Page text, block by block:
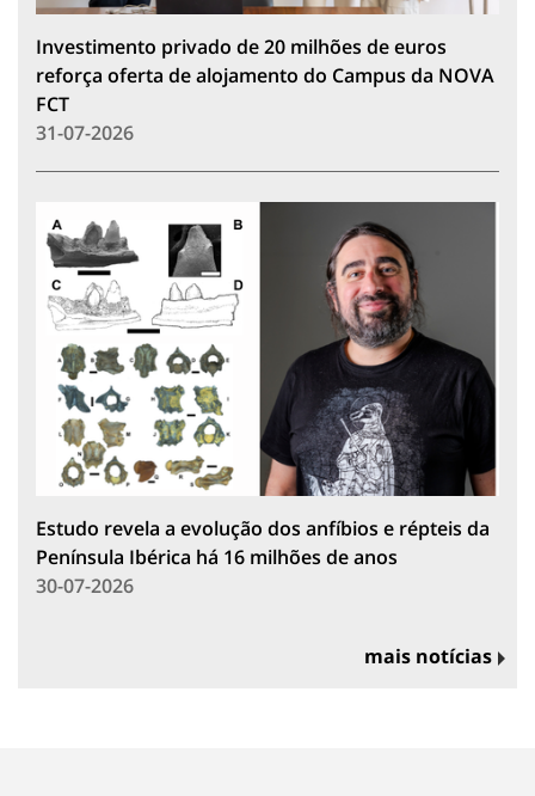
Investimento privado de 20 milhões de euros
reforça oferta de alojamento do Campus da NOVA
FCT
31-07-2026
Estudo revela a evolução dos anfíbios e répteis da
Península Ibérica há 16 milhões de anos
30-07-2026
mais notícias